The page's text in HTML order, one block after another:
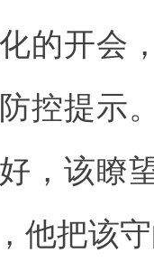
的开会
控提示
，该瞭
他把该